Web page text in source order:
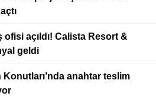
ofisi açıldı! Calista Resort &
geldi
anahtar teslim